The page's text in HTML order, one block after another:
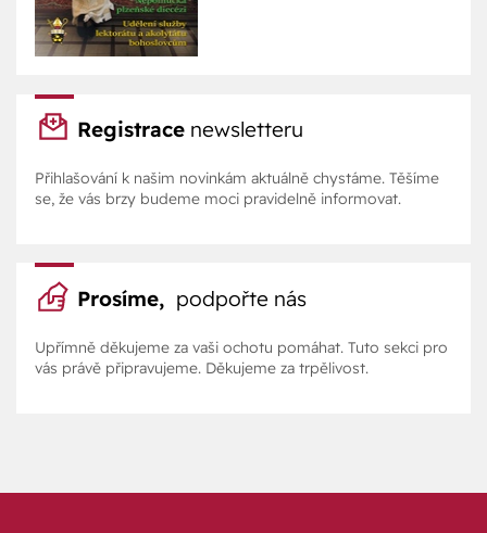
Registrace newsletteru
Přihlašování k našim novinkám aktuálně chystáme. Těšíme
se, že vás brzy budeme moci pravidelně informovat.
Prosíme, podpořte nás
Upřímně děkujeme za vaši ochotu pomáhat. Tuto sekci pro
vás právě připravujeme. Děkujeme za trpělivost.